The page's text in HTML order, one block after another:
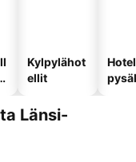
Kylpylähot
ellit
Länsi-